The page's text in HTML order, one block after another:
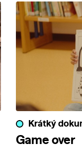
Krátký
Game over